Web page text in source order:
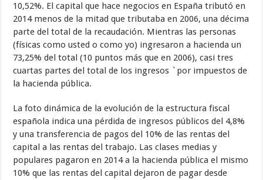
10,52%. El capital que hace negocios en España tributó en
2014 menos de la mitad que tributaba en 2006, una décima
parte del total de la recaudación. Mientras las personas
(físicas como usted o como yo) ingresaron a hacienda un
73,25% del total (10 puntos más que en 2006), casi tres
cuartas partes del total de los ingresos `por impuestos de
la hacienda pública.
La foto dinámica de la evolución de la estructura fiscal
española indica una pérdida de ingresos públicos del 4,8%
y una transferencia de pagos del 10% de las rentas del
capital a las rentas del trabajo. Las clases medias y
populares pagaron en 2014 a la hacienda pública el mismo
10% que las rentas del capital dejaron de pagar desde